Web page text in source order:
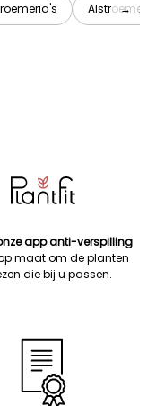
→
app anti-verspilling
maat om de planten
die bij u passen.